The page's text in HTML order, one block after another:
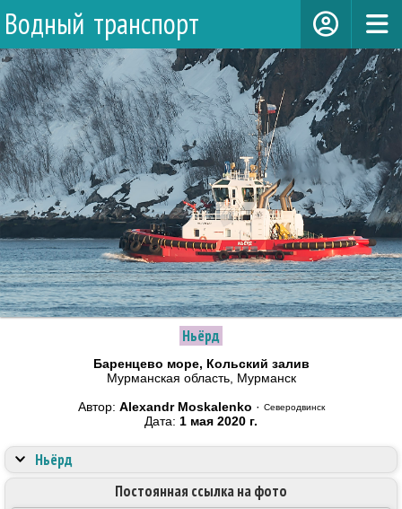
Водный транспорт
Ньёрд
Баренцево море, Кольский залив
Мурманская область, Мурманск
Автор: Alexandr Moskalenko · Северодвинск
Дата: 1 мая 2020 г.
Постоянная ссылка на фото
Ньёрд